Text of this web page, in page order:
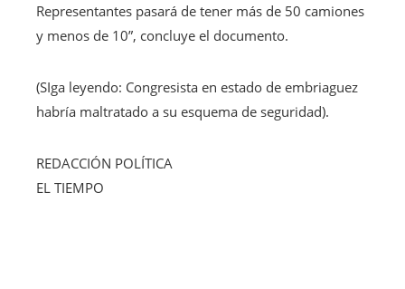
Representantes pasará de tener más de 50 camiones
y menos de 10”, concluye el documento.
(SIga leyendo: Congresista en estado de embriaguez
habría maltratado a su esquema de seguridad).
REDACCIÓN POLÍTICA
EL TIEMPO